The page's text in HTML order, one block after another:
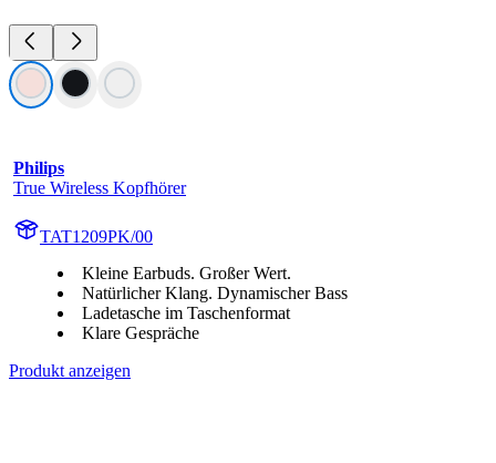
Philips
True Wireless Kopfhörer
TAT1209PK/00
Kleine Earbuds. Großer Wert.
Natürlicher Klang. Dynamischer Bass
Ladetasche im Taschenformat
Klare Gespräche
Produkt anzeigen